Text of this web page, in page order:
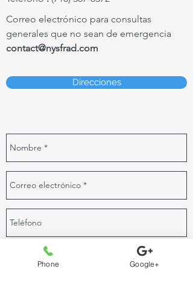
Correo electrónico para consultas
generales que no sean de emergencia
contact@nysfrad.com
Direcciones
Phone Google+